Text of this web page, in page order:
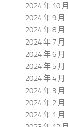
2024 年 10 月
2024 年 9 月
2024 年 8 月
2024 年 7 月
2024 年 6 月
2024 年 5 月
2024 年 4 月
2024 年 3 月
2024 年 2 月
2024 年 1 月